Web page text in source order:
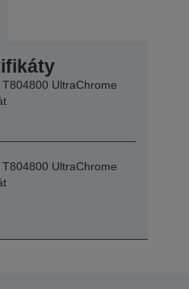
UltraChrome
UltraChrome